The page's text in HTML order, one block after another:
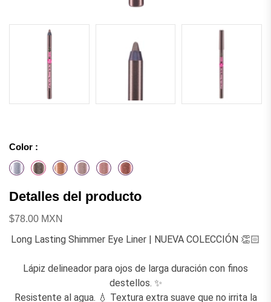
Color :
Detalles del producto
$78.00 MXN
Long Lasting Shimmer Eye Liner | NUEVA COLECCIÓN 👏🏻
Lápiz delineador para ojos de larga duración con finos
destellos. ✨
Resistente al agua. 💧 Textura extra suave que no irrita la